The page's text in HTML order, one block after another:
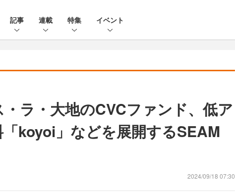
記事 連載 特集 イベント
ラ・大地のCVCファンド、低ア
koyoi」などを展開するSEAM
2024/09/18 07:30